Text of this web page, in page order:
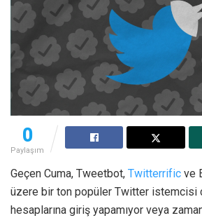
0
Paylaşım
Geçen Cuma, Tweetbot, Twitterrific ve
üzere bir ton popüler Twitter istemcisi
hesaplarına giriş yapamıyor veya